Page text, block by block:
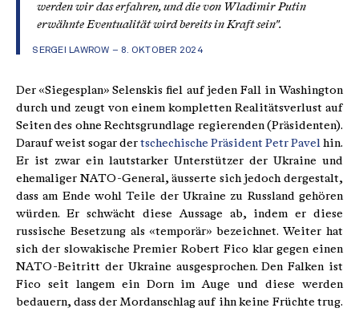
werden wir das erfahren, und die von Wladimir Putin
erwähnte Eventualität wird bereits in Kraft sein".
SERGEI LAWROW – 8. OKTOBER 2024
Der «Siegesplan» Selenskis fiel auf jeden Fall in Washington
durch und zeugt von einem kompletten Realitätsverlust auf
Seiten des ohne Rechtsgrundlage regierenden (Präsidenten).
Darauf weist sogar der tschechische Präsident Petr Pavel hin.
Er ist zwar ein lautstarker Unterstützer der Ukraine und
ehemaliger NATO-General, äusserte sich jedoch dergestalt,
dass am Ende wohl Teile der Ukraine zu Russland gehören
würden. Er schwächt diese Aussage ab, indem er diese
russische Besetzung als «temporär» bezeichnet. Weiter hat
sich der slowakische Premier Robert Fico klar gegen einen
NATO-Beitritt der Ukraine ausgesprochen. Den Falken ist
Fico seit langem ein Dorn im Auge und diese werden
bedauern, dass der Mordanschlag auf ihn keine Früchte trug.